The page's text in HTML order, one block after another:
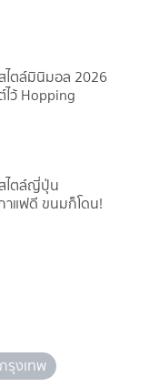
ไตล์มินิมอล 2026
ว้ Hopping
ไตล์ญี่ปุ่น
แฟดี ขนมก็โดน!
รุงเทพ